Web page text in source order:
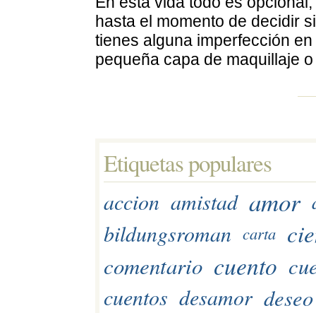
hasta el momento de decidir
tienes alguna imperfección
pequeña capa de maquillaje
Etiquetas populares
accion amistad amor
bildungsroman carta
comentario cuento
cuentos desamor deseo